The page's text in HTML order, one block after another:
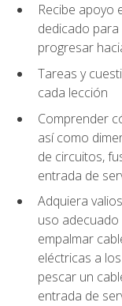
Recibe apoyo
dedicado
progresar
Tareas y
cada lección
Comprender
así como
de circuitos,
entrada de
Adquiera
uso
empalmar
eléctricas a
pescar un
entrada de